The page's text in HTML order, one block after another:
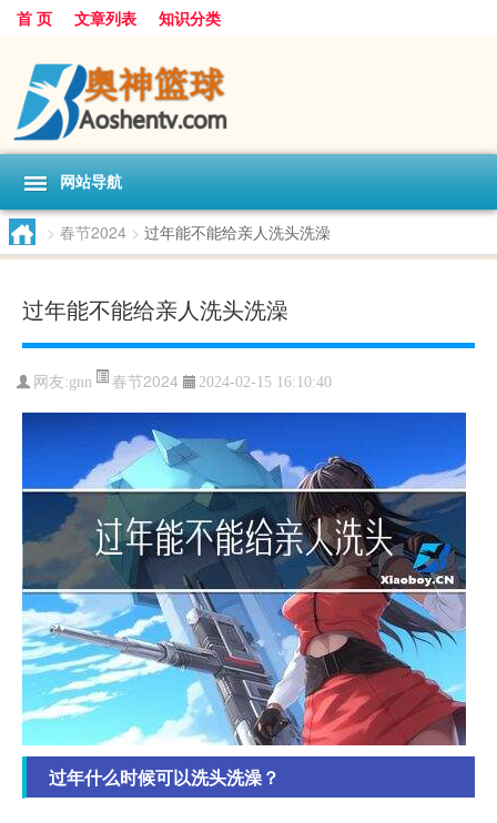
首 页 文章列表 知识分类
网站导航
> 春节2024 > 过年能不能给亲人洗头洗澡
过年能不能给亲人洗头洗澡
网友:gnn 春节2024 2024-02-15 16:10:40
过年什么时候可以洗头洗澡？